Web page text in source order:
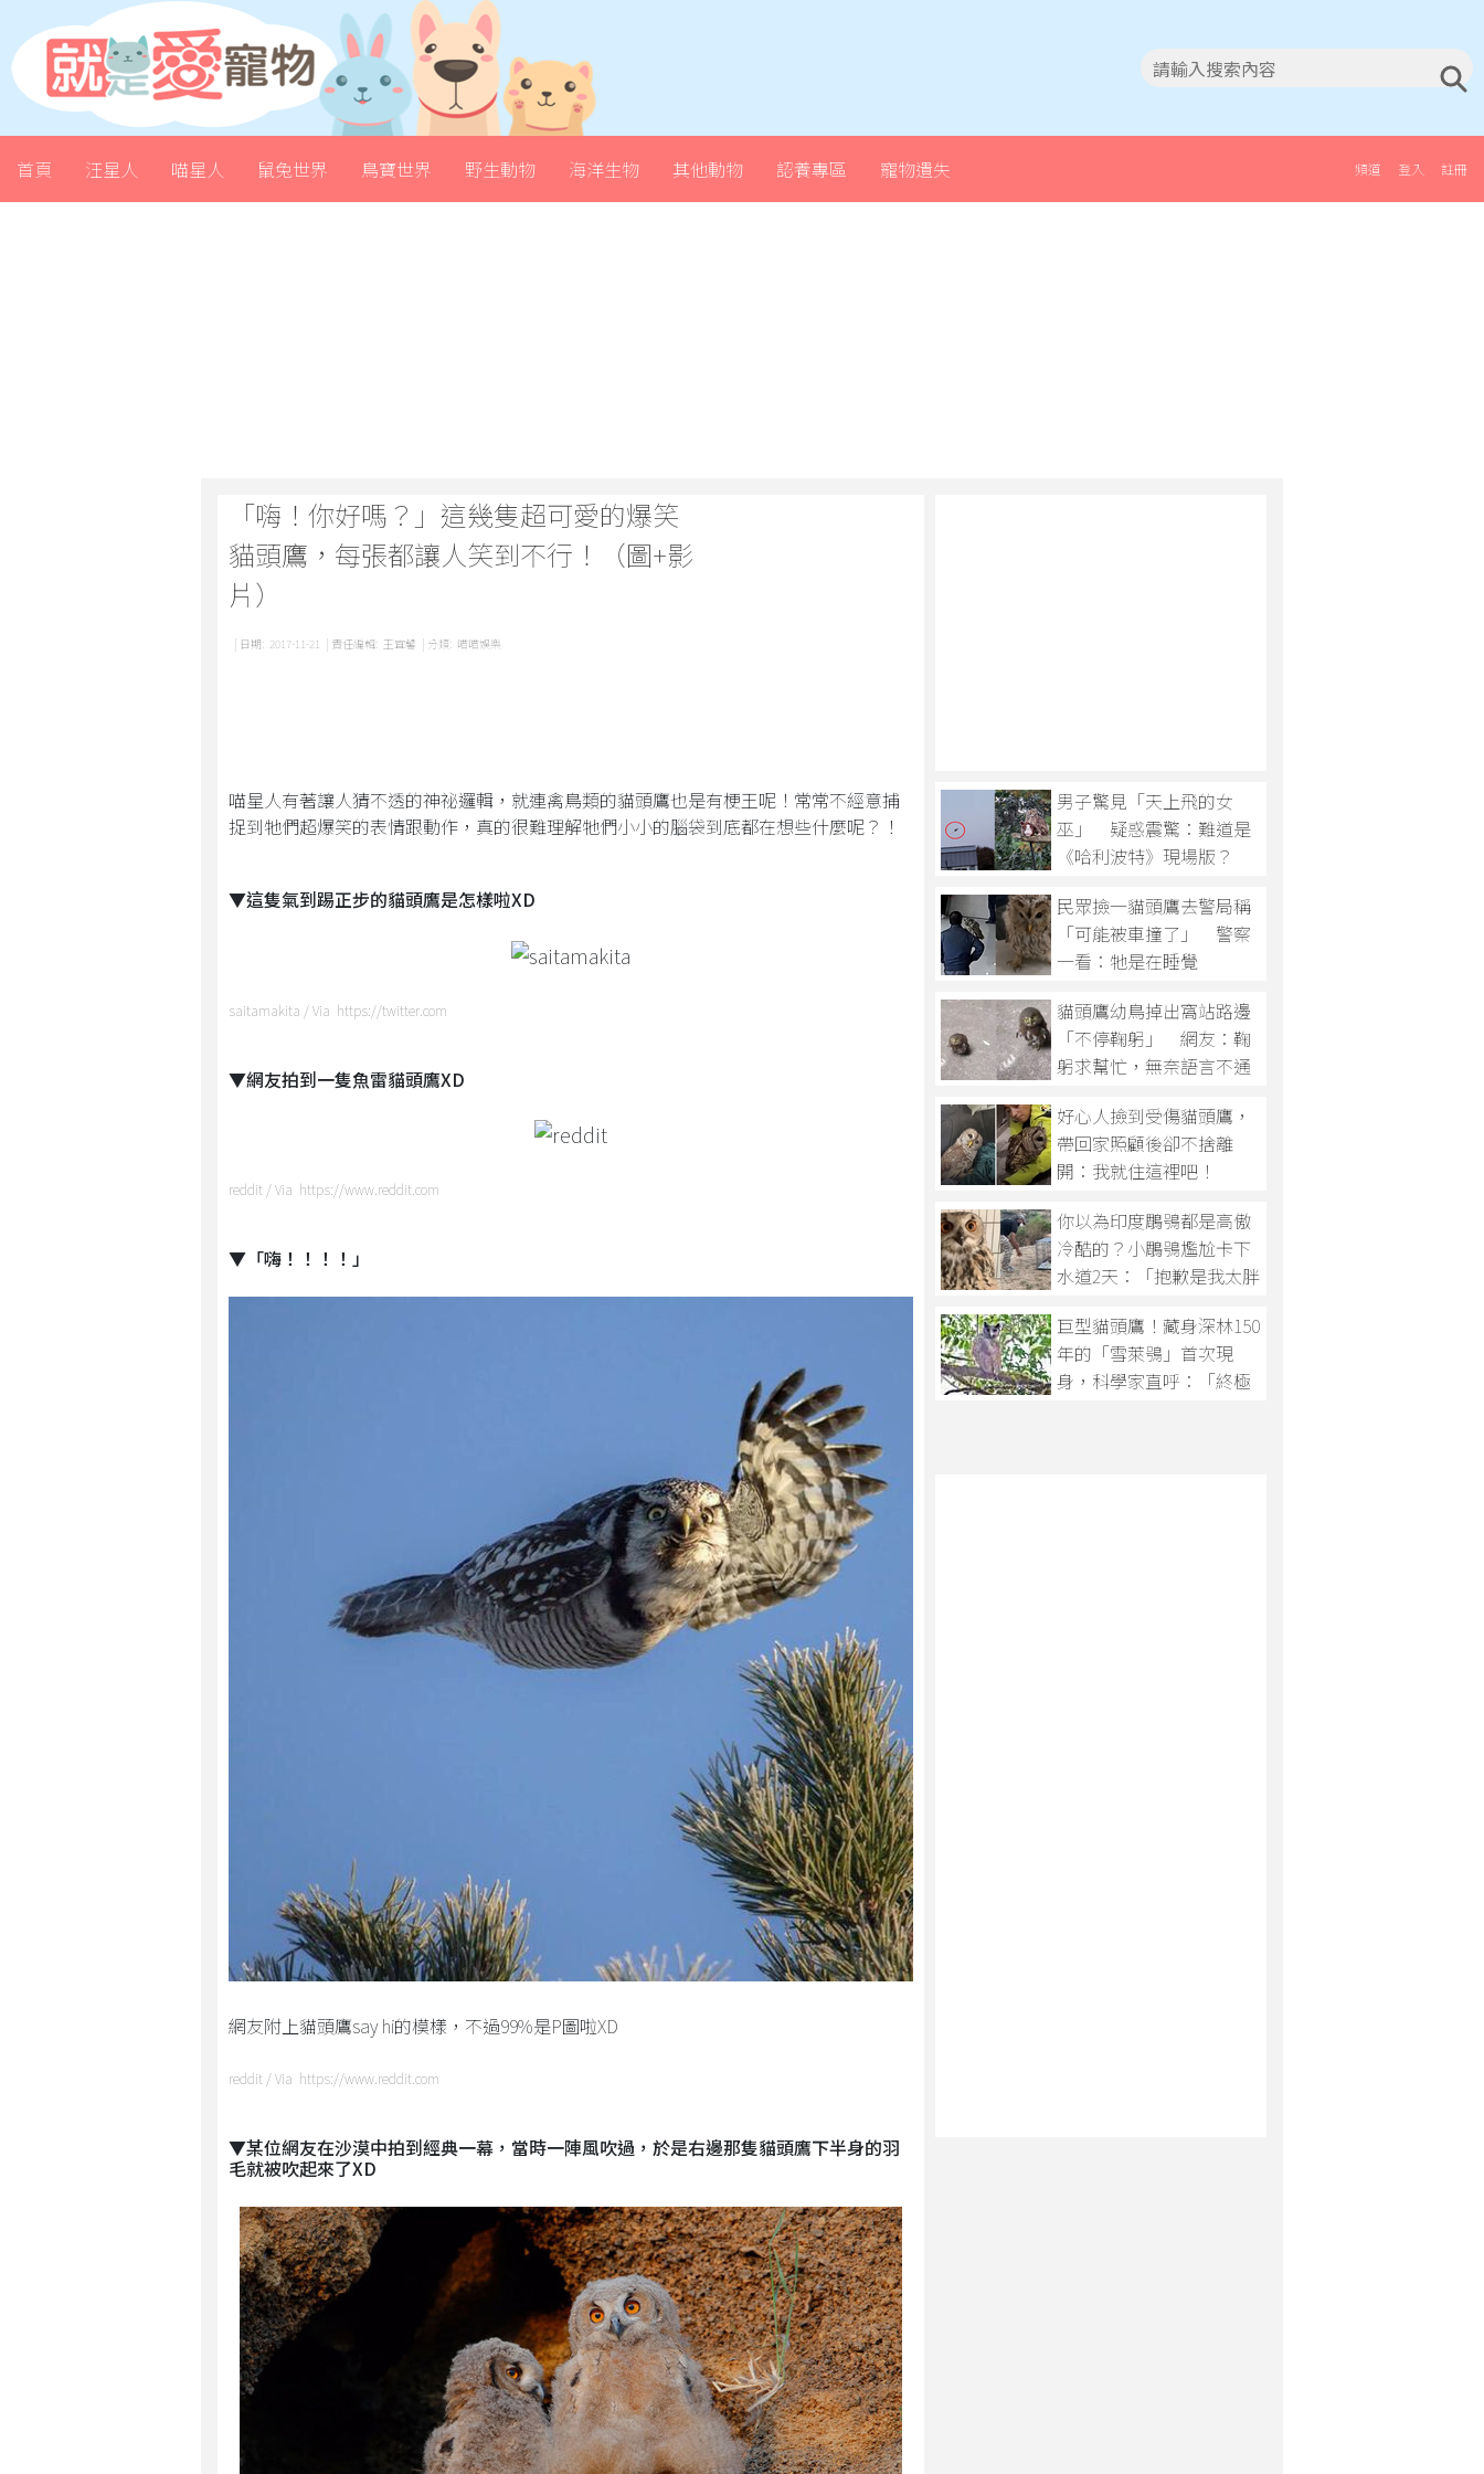
首頁 汪星人 喵星人 鼠兔世界 鳥寶世界 野生動物 海洋生物 其他動物 認養專區 寵物遺失 註冊
登入
頻道
「嗨！你好嗎？」這幾隻超可愛的爆笑
貓頭鷹，每張都讓人笑到不行！（圖+影
片）
| 日期: 2017-11-21 | 責任編輯: 王宜馨 | 分類: 喵喵娛樂
喵星人有著讓人猜不透的神祕邏輯，就連禽鳥類的貓頭鷹也是有梗王呢！常常不經意捕
捉到牠們超爆笑的表情跟動作，真的很難理解牠們小小的腦袋到底都在想些什麼呢？！
▼這隻氣到踢正步的貓頭鷹是怎樣啦XD
saitamakita / Via https://twitter.com
▼網友拍到一隻魚雷貓頭鷹XD
reddit / Via https://www.reddit.com
▼「嗨！！！！」
網友附上貓頭鷹say hi的模樣，不過99%是P圖啦XD
reddit / Via https://www.reddit.com
▼某位網友在沙漠中拍到經典一幕，當時一陣風吹過，於是右邊那隻貓頭鷹下半身的羽
毛就被吹起來了XD
男子驚見「天上飛的女
巫」 疑惑震驚：難道是
《哈利波特》現場版？
民眾撿一貓頭鷹去警局稱
「可能被車撞了」 警察
一看：牠是在睡覺
貓頭鷹幼鳥掉出窩站路邊
「不停鞠躬」 網友：鞠
躬求幫忙，無奈語言不通
好心人撿到受傷貓頭鷹，
帶回家照顧後卻不捨離
開：我就住這裡吧！
你以為印度鵰鴞都是高傲
冷酷的？小鵰鴞尷尬卡下
水道2天：「抱歉是我太胖
巨型貓頭鷹！藏身深林150
年的「雪萊鴞」首次現
身，科學家直呼：「終極